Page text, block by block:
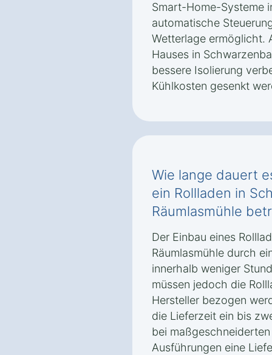
Smart-Home-Systeme
automatische
Wetterlage ermöglicht.
Hauses in
bessere Isolierung
Kühlkosten gesenkt
Wie lange dauert
ein Rollladen in
Räumlasmühle
Der Einbau eines
Räumlasmühle durch
innerhalb weniger
müssen jedoch die
Hersteller bezogen
die Lieferzeit ein bis
bei
Ausführungen eine